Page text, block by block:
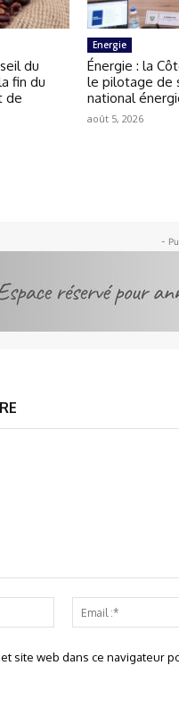
du
fin du
de
Energie
Énergie : la
le pilotage de
national
août 5, 2026
-
:*
site web dans ce navigateur